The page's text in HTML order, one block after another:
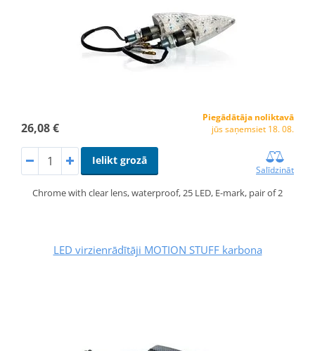
26,08 €
Piegādātāja noliktavā
jūs saņemsiet 18. 08.
Ielikt grozā
Salīdzināt
Chrome with clear lens, waterproof, 25 LED, E-mark, pair of 2
LED virzienrādītāji MOTION STUFF karbona